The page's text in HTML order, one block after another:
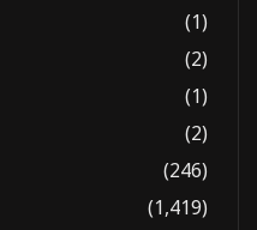
(1)
(2)
(1)
(2)
(246)
(1,419)